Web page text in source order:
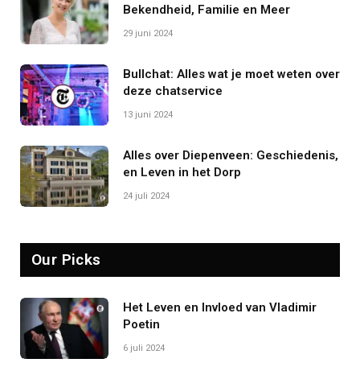
Bekendheid, Familie en Meer
29 juni 2024
Bullchat: Alles wat je moet weten over
deze chatservice
13 juni 2024
Alles over Diepenveen: Geschiedenis,
en Leven in het Dorp
24 juli 2024
Our Picks
Het Leven en Invloed van Vladimir
Poetin
6 juli 2024